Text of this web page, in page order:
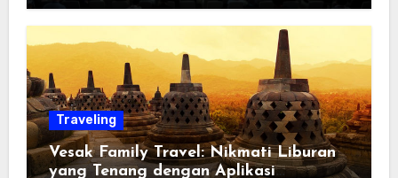
Traveling
Vesak Family Travel: Nikmati Liburan
yang Tenang dengan Aplikasi